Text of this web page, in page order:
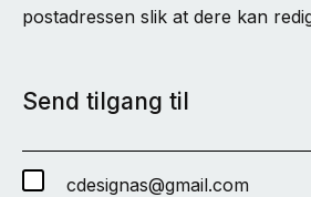
postadressen slik at dere kan
Send tilgang til
cdesignas@gmail.com